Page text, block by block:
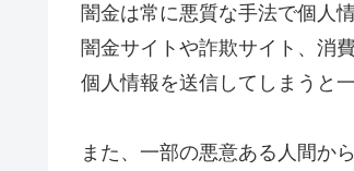
闇金は常に悪質な手法で個人
闇金サイトや詐欺サイト、消
個人情報を送信してしまうと
また、一部の悪意ある人間か